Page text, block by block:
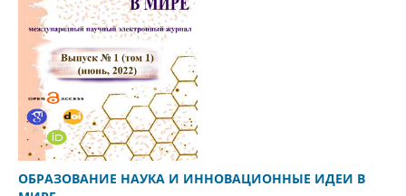
ОБРАЗОВАНИЕ НАУКА И ИННОВАЦИОННЫЕ ИДЕИ В